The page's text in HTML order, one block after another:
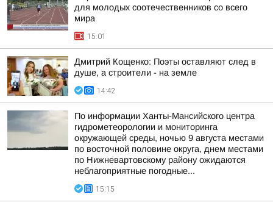
для молодых соотечественников со всего
мира
15:01
Дмитрий Кощенко: Поэты оставляют след в
душе, а строители - на земле
14:42
По информации Ханты-Мансийского центра
гидрометеорологии и мониторинга
окружающей среды, ночью 9 августа местами
по восточной половине округа, днем местами
по Нижневартовскому району ожидаются
неблагоприятные погодные...
15:15